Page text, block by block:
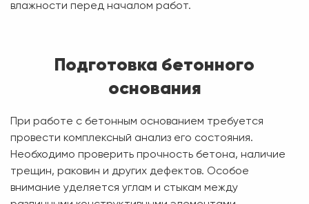
влажности перед началом работ.
Подготовка бетонного
основания
При работе с бетонным основанием требуется
провести комплексный анализ его состояния.
Необходимо проверить прочность бетона, наличие
трещин, раковин и других дефектов. Особое
внимание уделяется углам и стыкам между